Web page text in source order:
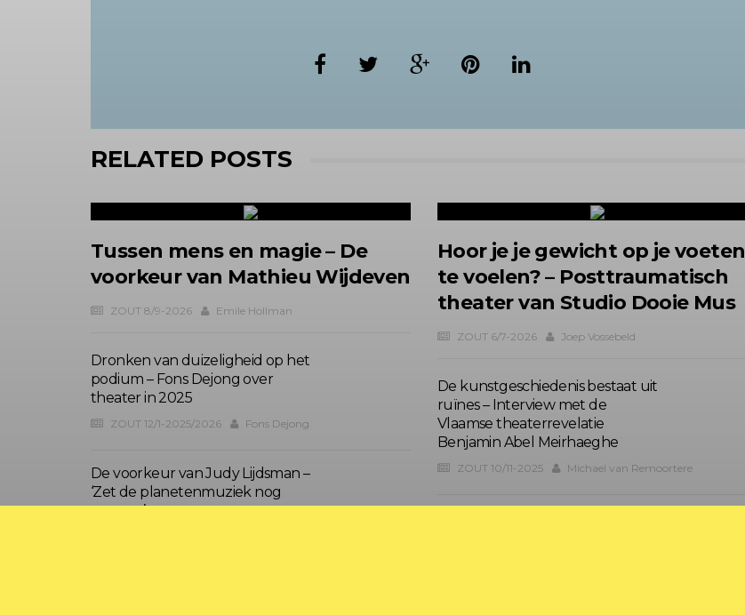
RELATED POSTS
Tussen mens en magie – De
voorkeur van Mathieu Wijdeven
ZOUT 8/9-2026 Emile Hollman
Dronken van duizeligheid op het
podium – Fons Dejong over
theater in 2025
ZOUT 12/1-2025/2026 Fons Dejong
De voorkeur van Judy Lijdsman –
‘Zet de planetenmuziek nog
eens op’
Hoor je je gewicht op je voeten
te voelen? – Posttraumatisch
theater van Studio Dooie Mus
ZOUT 6/7-2026 Joep Vossebeld
De kunstgeschiedenis bestaat uit
ruïnes – Interview met de
Vlaamse theaterrevelatie
Benjamin Abel Meirhaeghe
ZOUT 10/11-2025 Michael van Remoortere